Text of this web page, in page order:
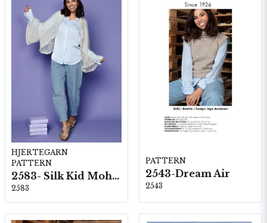
HJERTEGARN
PATTERN
2583- Silk Kid Mohair
2583
PATTERN
2543-Dream Air
2543